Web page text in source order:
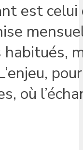
est celui
où